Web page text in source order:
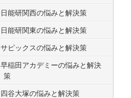
日能研関西の悩みと解決策
日能研関東の悩みと解決策
サピックスの悩みと解決策
早稲田アカデミーの悩みと解決
策
四谷大塚の悩みと解決策